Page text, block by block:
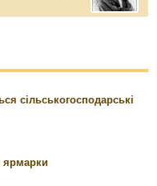
сільськогосподарські
ярмарки